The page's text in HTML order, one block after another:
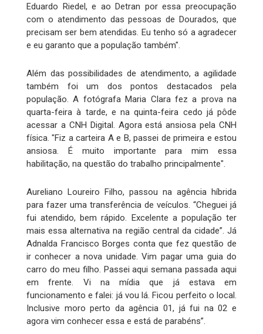
Eduardo Riedel, e ao Detran por essa preocupação
com o atendimento das pessoas de Dourados, que
precisam ser bem atendidas. Eu tenho só a agradecer
e eu garanto que a população também".
Além das possibilidades de atendimento, a agilidade
também foi um dos pontos destacados pela
população. A fotógrafa Maria Clara fez a prova na
quarta-feira à tarde, e na quinta-feira cedo já pôde
acessar a CNH Digital. Agora está ansiosa pela CNH
física. "Fiz a carteira A e B, passei de primeira e estou
ansiosa. É muito importante para mim essa
habilitação, na questão do trabalho principalmente".
Aureliano Loureiro Filho, passou na agência híbrida
para fazer uma transferência de veículos. “Cheguei já
fui atendido, bem rápido. Excelente a população ter
mais essa alternativa na região central da cidade”. Já
Adnalda Francisco Borges conta que fez questão de
ir conhecer a nova unidade. Vim pagar uma guia do
carro do meu filho. Passei aqui semana passada aqui
em frente. Vi na mídia que já estava em
funcionamento e falei: já vou lá. Ficou perfeito o local.
Inclusive moro perto da agência 01, já fui na 02 e
agora vim conhecer essa e está de parabéns”.